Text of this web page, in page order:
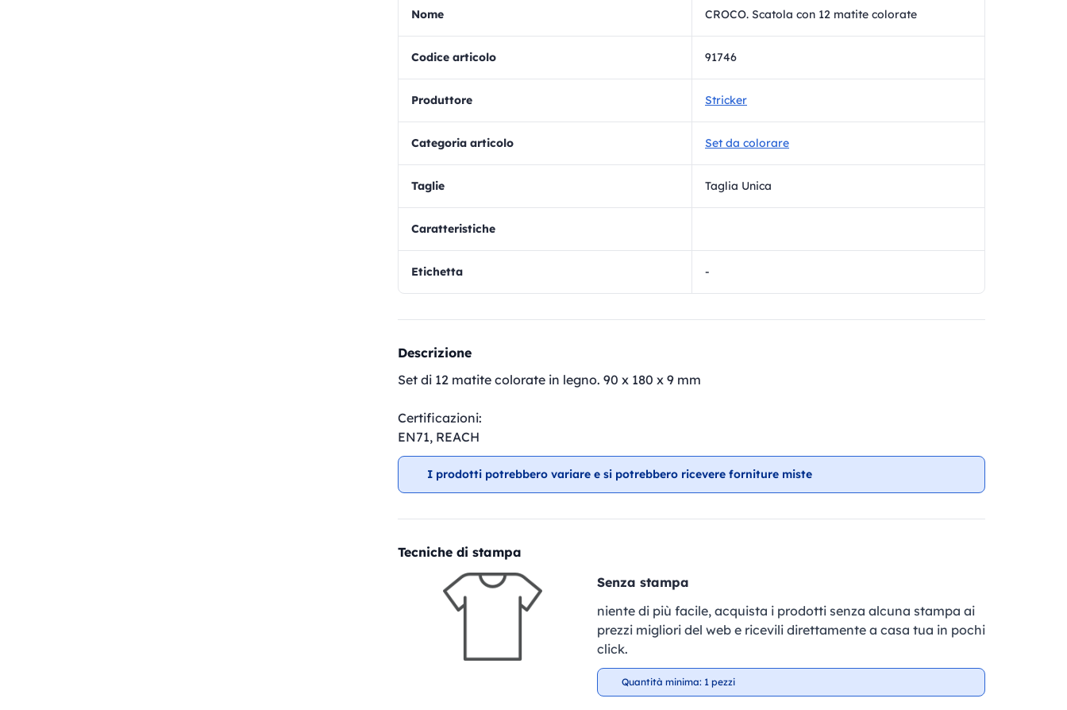
Nome CROCO. Scatola con 12 matite colorate
Codice articolo 91746
Produttore Stricker
Categoria articolo Set da colorare
Taglie Taglia Unica
Caratteristiche
Etichetta -
Descrizione
Set di 12 matite colorate in legno. 90 x 180 x 9 mm
Certificazioni:
EN71, REACH
I prodotti potrebbero variare e si potrebbero ricevere forniture miste
Tecniche di stampa
Senza stampa
niente di più facile, acquista i prodotti senza alcuna stampa ai
prezzi migliori del web e ricevili direttamente a casa tua in pochi
click.
Quantità minima: 1 pezzi